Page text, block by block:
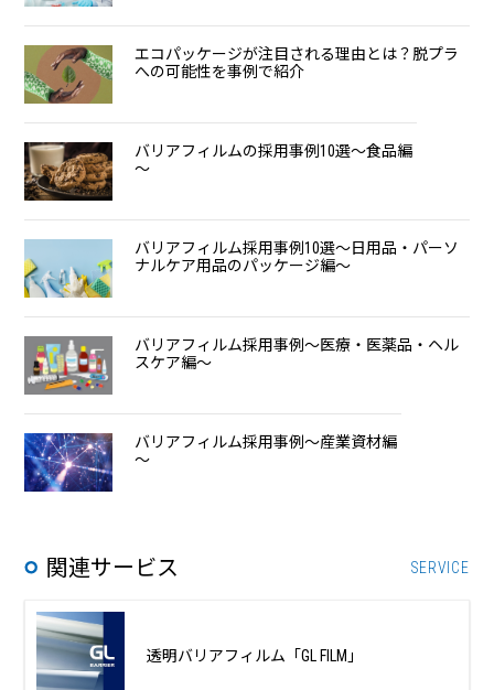
エコパッケージが注目される理由とは？脱プラ
への可能性を事例で紹介
バリアフィルムの採用事例10選～食品編
～
バリアフィルム採用事例10選～日用品・パーソ
ナルケア用品のパッケージ編～
バリアフィルム採用事例～医療・医薬品・ヘル
スケア編～
バリアフィルム採用事例～産業資材編
～
関連サービス SERVICE
透明バリアフィルム「GL FILM」